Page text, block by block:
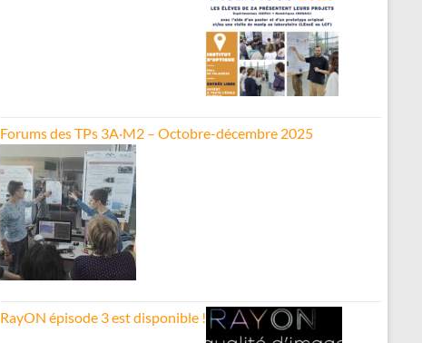
Forums des TPs 3A·M2 – Octobre-décembre 2025
RayON épisode 3 est disponible !